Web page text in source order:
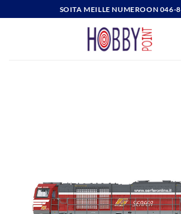
to
SOITA MEILLE NUMEROON 046-